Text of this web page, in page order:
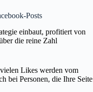
Posts
einbaut, profitiert von
die reine Zahl
Likes werden vom
bei Personen, die Ihre Seite